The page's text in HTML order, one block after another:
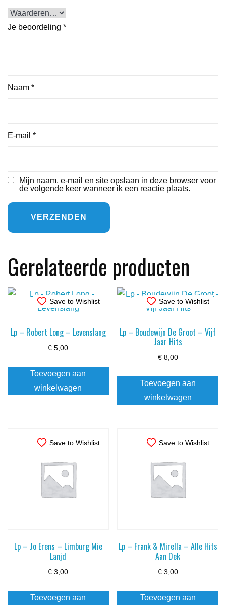
Je beoordeling *
Naam *
E-mail *
Mijn naam, e-mail en site opslaan in deze browser voor
de volgende keer wanneer ik een reactie plaats.
Gerelateerde producten
Save to Wishlist
Lp – Robert Long – Levenslang
€ 5,00
Toevoegen aan
winkelwagen
Save to Wishlist
Lp – Boudewijn De Groot – Vijf
Jaar Hits
€8,00
Toevoegen aan
winkelwagen
Save to Wishlist
Lp – Jo Erens – Limburg Mie
Lanjd
€ 3,00
Toevoegen aan
Save to Wishlist
Lp – Frank & Mirella – Alle Hits
Aan Dek
€3,00
Toevoegen aan